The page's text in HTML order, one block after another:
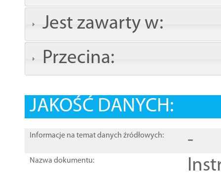
Jest zawarty w:
Przecina:
JAKOŚĆ DANYCH:
Informacje na temat danych źródłowych: -
Nazwa dokumentu: